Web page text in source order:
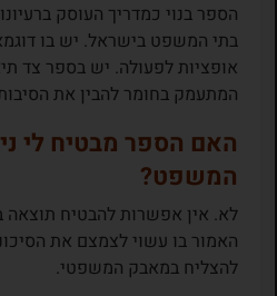
הספר בנוי כמדריך העוסק
בתי המשפט בישראל. יש בו
אופציות לפעולה. יש בספר צד
המתעמק בחומר להבין את
האם הספר מבטיח לי
המשפט?
לא. אין אפשרות להבטיח
האמור בו עשוי לצמצם את
להצליח במאבק המשפטי.